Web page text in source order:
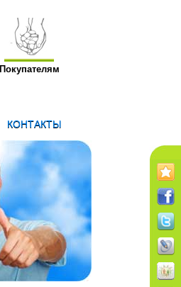
Покупателям
КОНТАКТЫ